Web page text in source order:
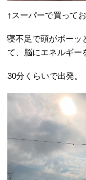
↑スーパーで買って
寝不足で頭がボーッ
て、脳にエネルギー
30分くらいで出発。